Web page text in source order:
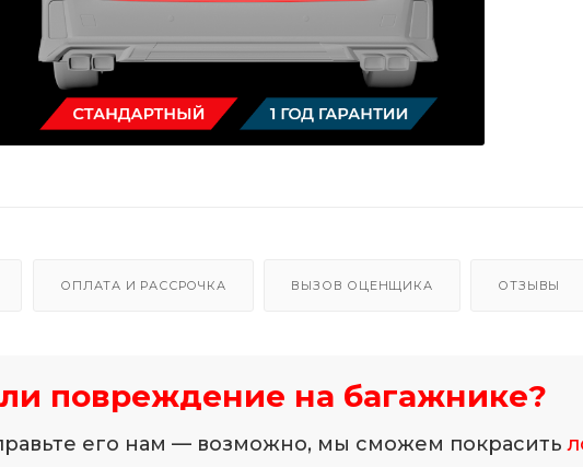
ОПЛАТА И РАССРОЧКА ВЫЗОВ ОЦЕНЩИКА ОТЗЫВЫ
повреждение на багажнике?
его нам — возможно, мы сможем покрасить